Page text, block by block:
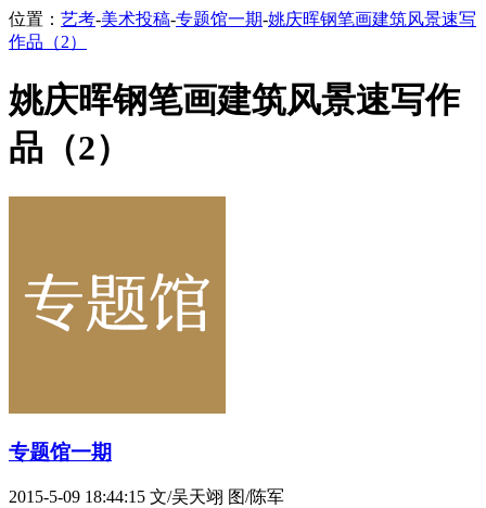
位置： 艺考-美术投稿-专题馆一期-姚庆晖钢笔画建筑风景速写
作品（2）
姚庆晖钢笔画建筑风景速写作
品（2）
专题馆一期
2015-5-09 18:44:15 文/吴天翊 图/陈军